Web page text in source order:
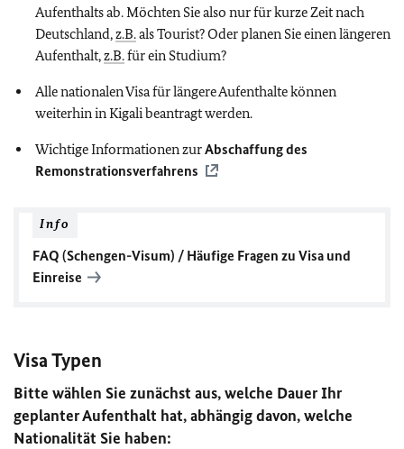
Aufenthalts ab. Möchten Sie also nur für kurze Zeit nach
Deutschland,z.B.als Tourist? Oder planen Sie einen längeren
Aufenthalt,z.B.für ein Studium?
Alle nationalen Visa für längere Aufenthalte können
weiterhin in Kigali beantragt werden.
Wichtige Informationen zurAbschaffung des
Remonstrationsverfahrens
Info
FAQ (Schengen-Visum) / Häufige Fragen zu Visa und
Einreise
Visa Typen
Bitte wählen Sie zunächst aus, welche Dauer Ihr
geplanter Aufenthalt hat, abhängig davon, welche
Nationalität Sie haben: